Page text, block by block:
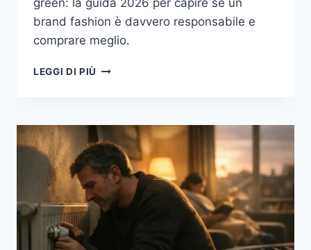
green: la guida 2026 per capire se un
brand fashion è davvero responsabile e
comprare meglio.
LEGGI DI PIÙ MODA
UN
BRAND
DAVVERO
RESPONSABILE
TRA
ETICHETTE,
FILIERA
E